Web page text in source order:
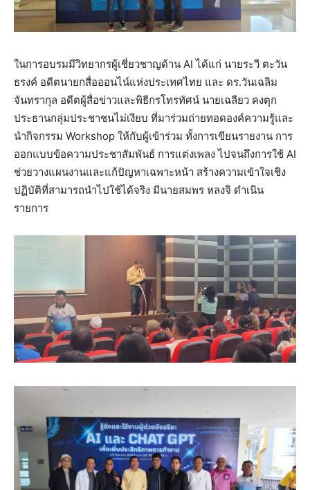
ในการอบรมมีวิทยากรผู้เชี่ยวชาญด้าน AI ได้แก่ นายระวี ตะวัน
ธรงค์ อดีตนายกสื่อออนไน์แห่งประเทศไทย และ ดร.วันเฉลิม
จันทรากุล อดีตผู้สื่อข่าวและพิธีกรโทรทัศน์ นายเฉลียว คงตุก
ประธานกลุ่มประชาชนไม่เงียบ ที่มาร่วมถ่ายทอดองค์ความรู้และ
นำกิจกรรม Workshop ให้กับผู้เข้าร่วม ทั้งการเขียนรายงาน การ
ออกแบบข้อความประชาสัมพันธ์ การแต่งเพลง ไปจนถึงการใช้ AI
ช่วยวางแผนงานและแก้ปัญหาเฉพาะหน้า สร้างความเข้าใจเชิง
ปฏิบัติที่สามารถนำไปใช้ได้จริง มีนายสมพร หลงจิ ดำเนิน
รายการ